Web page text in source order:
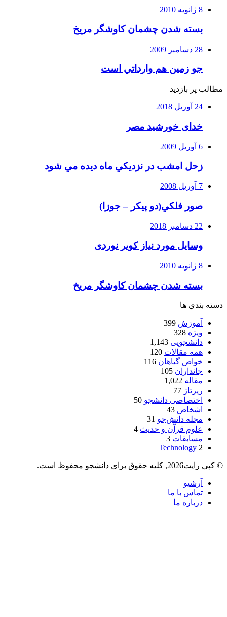
8 ژانویه 2010
بسته شدن چشمان کاوشگر مريخ
28 دسامبر 2009
جو زمين هم وارداتي است
مطالب پر بازدید
24 آوریل 2018
خدای خورشید مصر
6 آوریل 2009
زحل امشب در نزديكي ماه ديده مي شود
7 آوریل 2008
صور فلكي(دو پیکر – جوزا)
22 دسامبر 2018
وسایل مورد نیاز کویر نوردی
8 ژانویه 2010
بسته شدن چشمان کاوشگر مريخ
دسته بندی ها
آموزش 399
ویژه 328
دانشجویی 1,143
همه مقالات 120
خواص گیاهان 116
جانداران 105
مقاله 1,022
رپرتاژ 77
اختصاصی دانشجو 50
اشخاص 43
مجله دانش‌جو 31
علوم قرآن و حدیث 4
مسابقات 3
Technology 2
© کپی رایت2026, کلیه حقوق برای دانشجو محفوظ است.
آرشیو
تماس با ما
درباره ما